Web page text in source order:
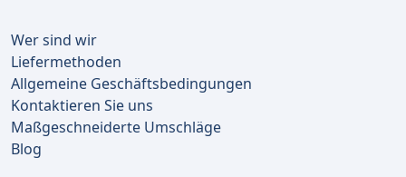
Wer sind wir
Liefermethoden
Allgemeine Geschäftsbedingungen
Kontaktieren Sie uns
Maßgeschneiderte Umschläge
Blog